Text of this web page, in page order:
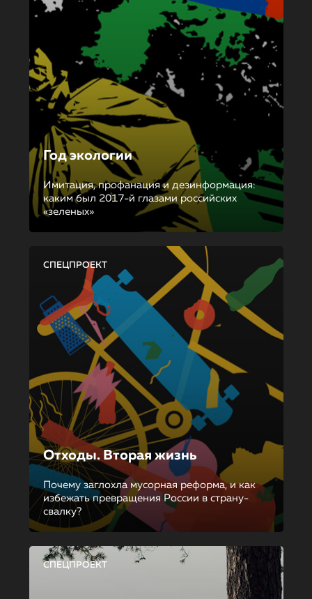
Год экологии
Имитация, профанация и дезинформация:
каким был 2017-й глазами российских
«зеленых»
СПЕЦПРОЕКТ
Отходы. Вторая жизнь
Почему заглохла мусорная реформа, и как
избежать превращения России в страну-
свалку?
СПЕЦПРОЕКТ